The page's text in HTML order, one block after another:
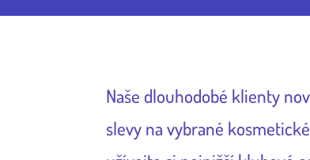
Naše dlouhodobé klienty
slevy na vybrané